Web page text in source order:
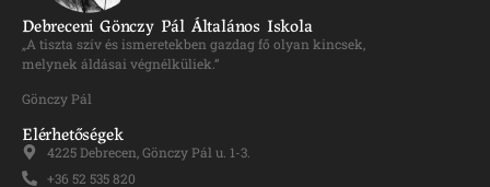
Debreceni Gönczy Pál Általános Iskola
„A tiszta szív és ismeretekben gazdag fő olyan kincsek,
melynek áldásai végnélküliek.”
Gönczy Pál
Elérhetőségek
4225 Debrecen, Gönczy Pál u. 1-3.
+36 52 535 820